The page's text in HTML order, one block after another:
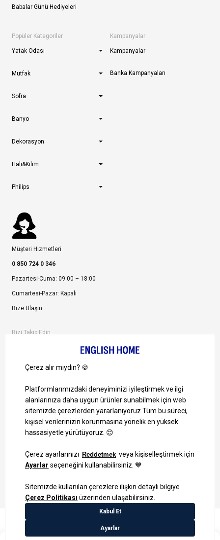
Babalar Günü Hediyeleri
Popüler Kategoriler
Yatak Odası
Mutfak
Sofra
Banyo
Dekorasyon
Halı&Kilim
Philips
Kampanyalar
Kampanyalar
Banka Kampanyaları
Müşteri Hizmetleri
0 850 724 0 346
Pazartesi-Cuma: 09:00 – 18:00
Cumartesi-Pazar: Kapalı
Bize Ulaşın
Bizi Takip Edin
1000 TL ve Üzeri Alışverişlerinizde Kargo Bedava!
Bilgi Toplum Hizmetleri
KVKK Veri İşleme Politikamız
Site Haritası